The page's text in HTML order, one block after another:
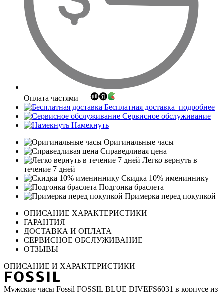
Оплата частями
Бесплатная доставка подробнее
Сервисное обслуживание
Намекнуть
Оригинальные часы
Справедливая цена
Легко вернуть в
течение 7 дней
Скидка 10% имениннику
Подгонка браслета
Примерка перед покупкой
ОПИСАНИЕ ХАРАКТЕРИСТИКИ
ГАРАНТИЯ
ДОСТАВКА И ОПЛАТА
СЕРВИСНОЕ ОБСЛУЖИВАНИЕ
ОТЗЫВЫ
ОПИСАНИЕ И ХАРАКТЕРИСТИКИ
Мужские часы Fossil FOSSIL BLUE DIVEFS6031 в корпусе из